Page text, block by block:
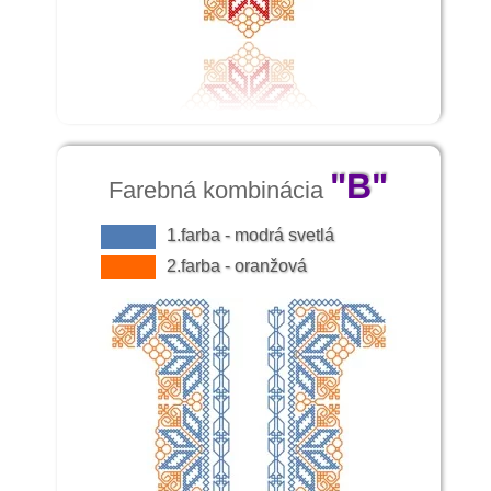
v Turci ženy v kroji evidentne bez šatiek
kosičiek. V 40. rokoch 19. storočia zo
svojej cesty napísal, že krásne Turčianky
vystavujú na obdiv svoje bujné poprsie a
pekné gaštanové vlasy, ktoré majú
Hlavu si zdobia zlatou partou a na nohách
majú čižmy zo žltého safiánu s vysokými
podpätkami a železnými podkovičkami.
Ďalej píše, že nosia šnurovanú vestu
(šnurovačku), často vyšívanú a hlboko
vystrihnutú. Richterov opis dokazuje, že v
S obľubou pestrých stúh a mašieľ sa
stretávame takmer vo všetkých odevných
regiónoch Slovenska.
Predchodcami rozličných kabátikov,
kamizolov a kacabajok boli slávnostné
mentieky z modrého súkna, obšité líščou
Farebná kombinácia "B"
1.farba - modrá svetlá
2.farba - oranžová